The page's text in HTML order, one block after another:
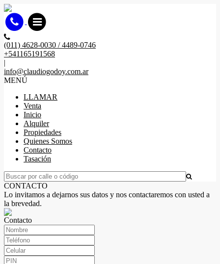
(011) 4628-0030 / 4489-0746
+541165191568
|
info@claudiogodoy.com.ar
MENÚ
LLAMAR
Venta
Inicio
Alquiler
Propiedades
Quienes Somos
Contacto
Tasación
CONTACTO
Lo invitamos a dejarnos sus datos y nos contactaremos con usted a
la brevedad.
Contacto